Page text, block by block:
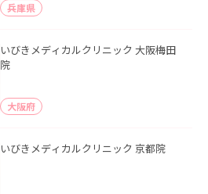
兵庫県
いびきメディカルクリニック 大阪梅田
院
大阪府
いびきメディカルクリニック 京都院